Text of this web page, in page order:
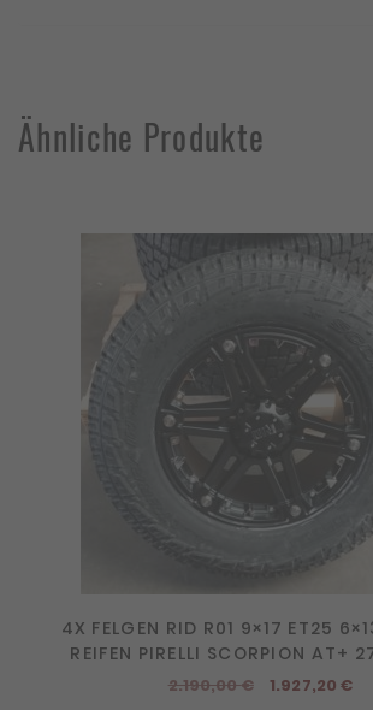
Ähnliche Produkte
4X FELGEN RID R01 9×17 ET25
REIFEN PIRELLI SCORPION AT+
2.190,00€ 1.927,20€